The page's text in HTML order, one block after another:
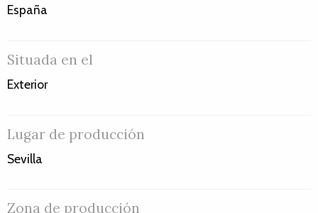
España
Situada en el
Exterior
Lugar de producción
Sevilla
Zona de producción